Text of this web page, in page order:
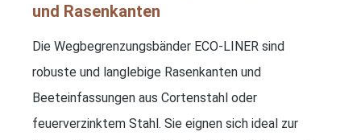
und Rasenkanten
Die Wegbegrenzungsbänder ECO-LINER sind
robuste und langlebige Rasenkanten und
Beeteinfassungen aus Cortenstahl oder
feuerverzinktem Stahl. Sie eignen sich ideal zur